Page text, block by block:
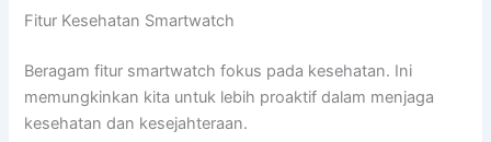
Fitur Kesehatan Smartwatch
Beragam fitur smartwatch fokus pada kesehatan. Ini
memungkinkan kita untuk lebih proaktif dalam menjaga
kesehatan dan kesejahteraan.